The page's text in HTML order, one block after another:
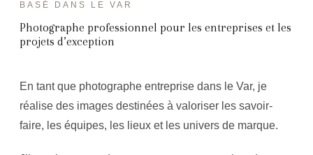
BASÉ DANS LE VAR
Photographe professionnel pour les entreprises et les
projets d’exception
En tant que photographe entreprise dans le Var, je
réalise des images destinées à valoriser les savoir-
faire, les équipes, les lieux et les univers de marque.